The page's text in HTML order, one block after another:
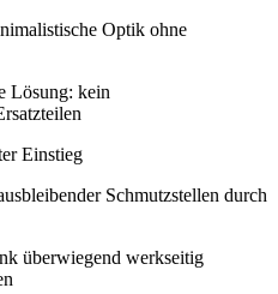
Optik ohne
Lösung: kein
Einstieg
Schmutzstellen durch
überwiegend werkseitig